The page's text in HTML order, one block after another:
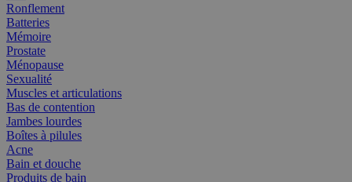
Ronflement
Batteries
Mémoire
Prostate
Ménopause
Sexualité
Muscles et articulations
Bas de contention
Jambes lourdes
Boîtes à pilules
Acne
Bain et douche
Produits de bain